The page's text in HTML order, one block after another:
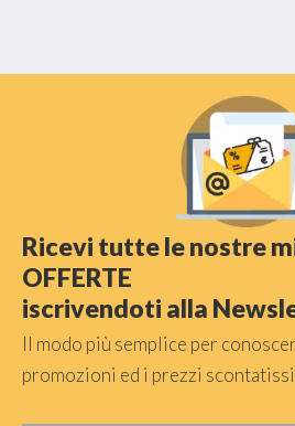
Ricevi tutte le nostre
OFFERTE
iscrivendoti alla
Il modo più semplice per
promozioni ed i prezzi